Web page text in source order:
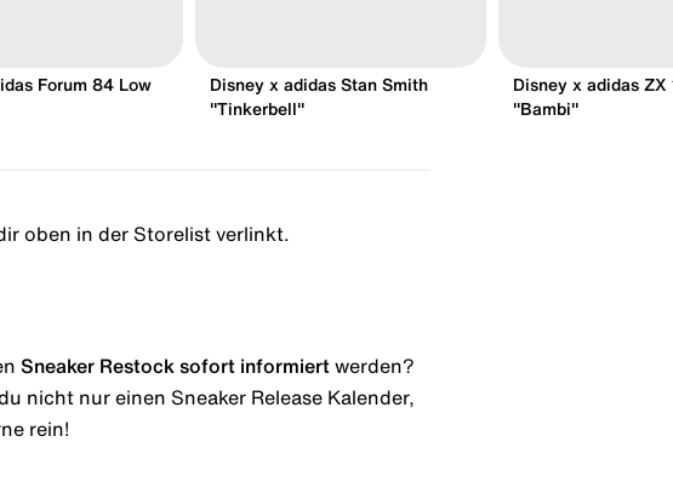
Forum 84 Low
Disney x adidas Stan Smith
"Tinkerbell"
Disney x adidas ZX
"Bambi"
oben in der Storelist verlinkt.
Sneaker Restock sofort informiert werden?
nicht nur einen Sneaker Release Kalender,
rein!